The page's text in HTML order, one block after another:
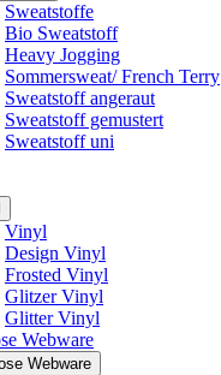
Sweatstoffe
Bio Sweatstoff
Heavy Jogging
Sommersweat/ French Terry
Sweatstoff angeraut
Sweatstoff gemustert
Sweatstoff uni
Vinyl
Design Vinyl
Frosted Vinyl
Glitzer Vinyl
Glitter Vinyl
Webware
Webware